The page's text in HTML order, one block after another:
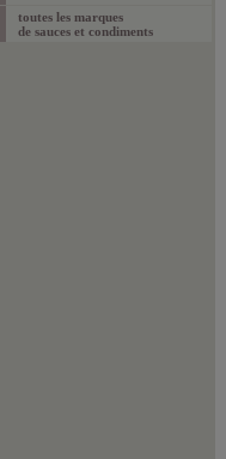
toutes les marques
de sauces et condiments